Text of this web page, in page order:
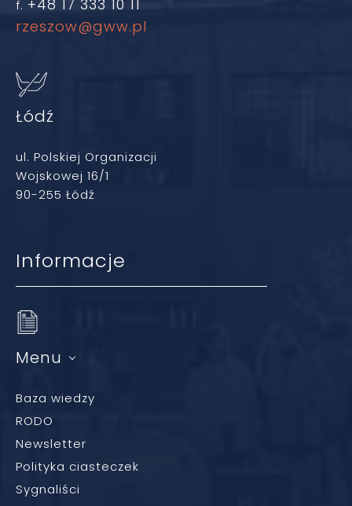
f. +48 17 333 10 11
rzeszow@gww.pl
Łódź
ul. Polskiej Organizacji
Wojskowej 16/1
90-255 Łódź
Informacje
Menu
Baza wiedzy
RODO
Newsletter
Polityka ciasteczek
Sygnaliści